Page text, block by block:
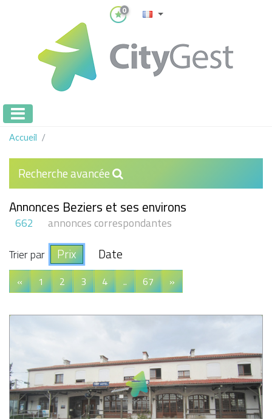
0
Accueil
Recherche avancée
Annonces Beziers et ses environs
662
annonces correspondantes
Trier par
Prix Date
« 1 2 3 4 .. 67 »